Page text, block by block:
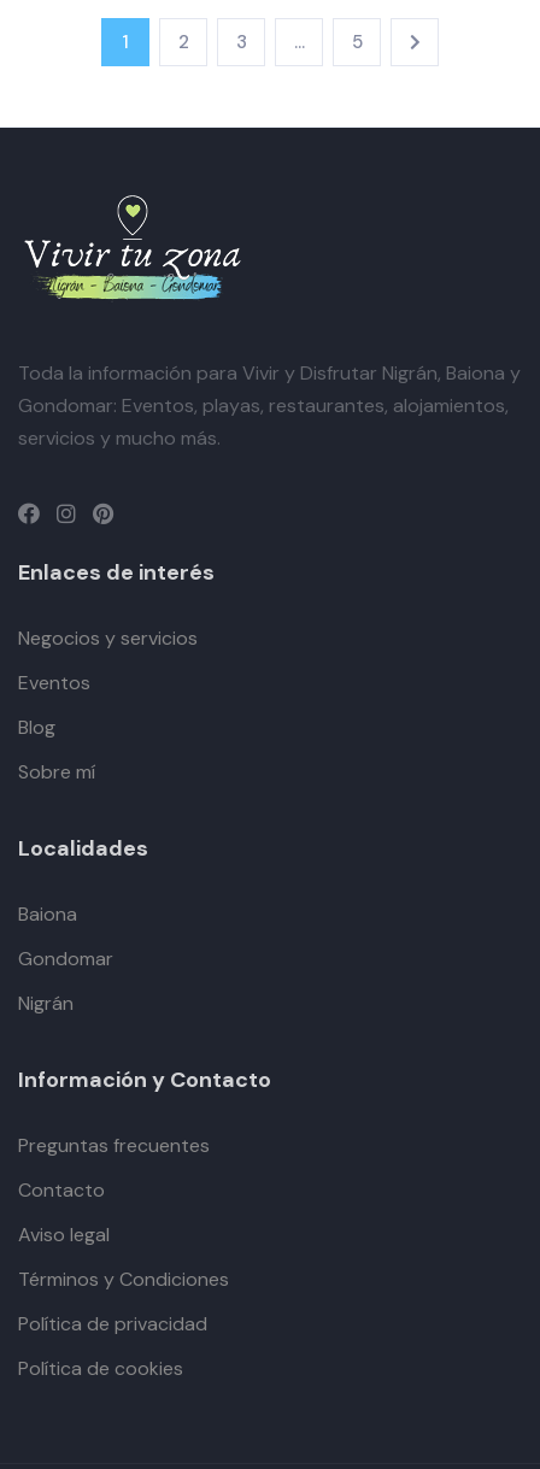
1 2 3 … 5
Toda la información para Vivir y Disfrutar Nigrán, Baiona y
Gondomar: Eventos, playas, restaurantes, alojamientos,
servicios y mucho más.
Enlaces de interés
Negocios y servicios
Eventos
Blog
Sobre mí
Localidades
Baiona
Gondomar
Nigrán
Información y Contacto
Preguntas frecuentes
Contacto
Aviso legal
Términos y Condiciones
Política de privacidad
Política de cookies